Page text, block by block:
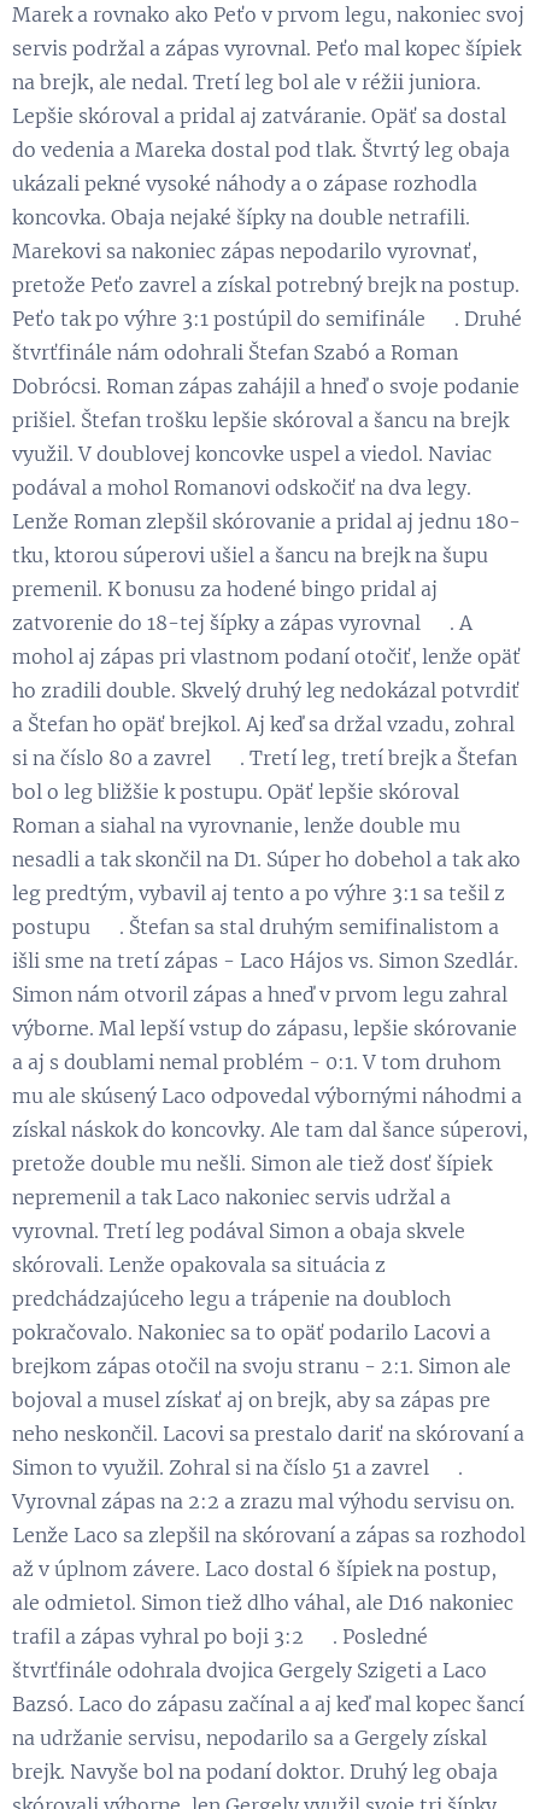
Marek a rovnako ako Peťo v prvom legu, nakoniec svoj
servis podržal a zápas vyrovnal. Peťo mal kopec šípiek
na brejk, ale nedal. Tretí leg bol ale v réžii juniora.
Lepšie skóroval a pridal aj zatváranie. Opäť sa dostal
do vedenia a Mareka dostal pod tlak. Štvrtý leg obaja
ukázali pekné vysoké náhody a o zápase rozhodla
koncovka. Obaja nejaké šípky na double netrafili.
Marekovi sa nakoniec zápas nepodarilo vyrovnať,
pretože Peťo zavrel a získal potrebný brejk na postup.
Peťo tak po výhre 3:1 postúpil do semifinále 😉. Druhé
štvrťfinále nám odohrali Štefan Szabó a Roman
Dobrócsi. Roman zápas zahájil a hneď o svoje podanie
prišiel. Štefan trošku lepšie skóroval a šancu na brejk
využil. V doublovej koncovke uspel a viedol. Naviac
podával a mohol Romanovi odskočiť na dva legy.
Lenže Roman zlepšil skórovanie a pridal aj jednu 180-
tku, ktorou súperovi ušiel a šancu na brejk na šupu
premenil. K bonusu za hodené bingo pridal aj
zatvorenie do 18-tej šípky a zápas vyrovnal 👏. A
mohol aj zápas pri vlastnom podaní otočiť, lenže opäť
ho zradili double. Skvelý druhý leg nedokázal potvrdiť
a Štefan ho opäť brejkol. Aj keď sa držal vzadu, zohral
si na číslo 80 a zavrel 😃. Tretí leg, tretí brejk a Štefan
bol o leg bližšie k postupu. Opäť lepšie skóroval
Roman a siahal na vyrovnanie, lenže double mu
nesadli a tak skončil na D1. Súper ho dobehol a tak ako
leg predtým, vybavil aj tento a po výhre 3:1 sa tešil z
postupu 👏. Štefan sa stal druhým semifinalistom a
išli sme na tretí zápas - Laco Hájos vs. Simon Szedlár.
Simon nám otvoril zápas a hneď v prvom legu zahral
výborne. Mal lepší vstup do zápasu, lepšie skórovanie
a aj s doublami nemal problém - 0:1. V tom druhom
mu ale skúsený Laco odpovedal výbornými náhodmi a
získal náskok do koncovky. Ale tam dal šance súperovi,
pretože double mu nešli. Simon ale tiež dosť šípiek
nepremenil a tak Laco nakoniec servis udržal a
vyrovnal. Tretí leg podával Simon a obaja skvele
skórovali. Lenže opakovala sa situácia z
predchádzajúceho legu a trápenie na doubloch
pokračovalo. Nakoniec sa to opäť podarilo Lacovi a
brejkom zápas otočil na svoju stranu - 2:1. Simon ale
bojoval a musel získať aj on brejk, aby sa zápas pre
neho neskončil. Lacovi sa prestalo dariť na skórovaní a
Simon to využil. Zohral si na číslo 51 a zavrel 😁.
Vyrovnal zápas na 2:2 a zrazu mal výhodu servisu on.
Lenže Laco sa zlepšil na skórovaní a zápas sa rozhodol
až v úplnom závere. Laco dostal 6 šípiek na postup,
ale odmietol. Simon tiež dlho váhal, ale D16 nakoniec
trafil a zápas vyhral po boji 3:2 💪. Posledné
štvrťfinále odohrala dvojica Gergely Szigeti a Laco
Bazsó. Laco do zápasu začínal a aj keď mal kopec šancí
na udržanie servisu, nepodarilo sa a Gergely získal
brejk. Navyše bol na podaní doktor. Druhý leg obaja